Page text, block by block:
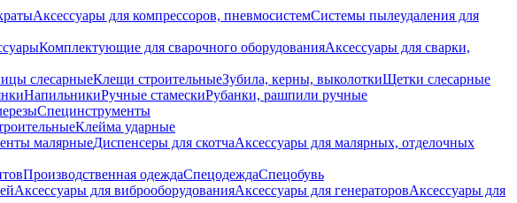
Аксессуары для компрессоров, пневмосистемСистемы пылеудаления для
Комплектующие для сварочного оборудованияАксессуары для сварки,
слесарныеКлещи строительныеЗубила, керны, выколоткиЩетки слесарные
НапильникиРучные стамескиРубанки, рашпили ручные
Специнструменты
Клейма ударные
малярныеДиспенсеры для скотчаАксессуары для малярных, отделочных
Производственная одеждаСпецодеждаСпецобувь
Аксессуары для виброоборудованияАксессуары для генераторовАксессуары для